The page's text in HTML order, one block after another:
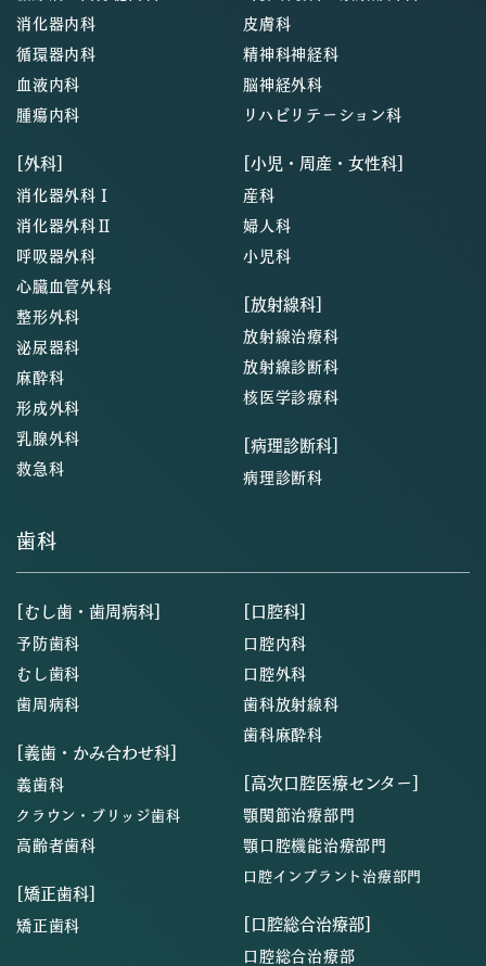
消化器内科
循環器内科
血液内科
腫瘍内科
[外科]
消化器外科Ⅰ
消化器外科Ⅱ
呼吸器外科
心臓血管外科
整形外科
泌尿器科
麻酔科
形成外科
乳腺外科
救急科
皮膚科
精神科神経科
脳神経外科
リハビリテーション科
[小児・周産・女性科]
産科
婦人科
小児科
[放射線科]
放射線治療科
放射線診断科
核医学診療科
[病理診断科]
病理診断科
歯科
[むし歯・歯周病科]
予防歯科
むし歯科
歯周病科
[義歯・かみ合わせ科]
義歯科
クラウン・ブリッジ歯科
高齢者歯科
[矯正歯科]
矯正歯科
[口腔科]
口腔内科
口腔外科
歯科放射線科
歯科麻酔科
[高次口腔医療センター]
顎関節治療部門
顎口腔機能治療部門
口腔インプラント治療部門
[口腔総合治療部]
口腔総合治療部